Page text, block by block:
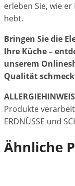
erleben Sie, wie
hebt.
Bringen Sie die
Ihre Küche –
unserem
Qualität
Produkte
ERDNÜSSE und
Ähnliche